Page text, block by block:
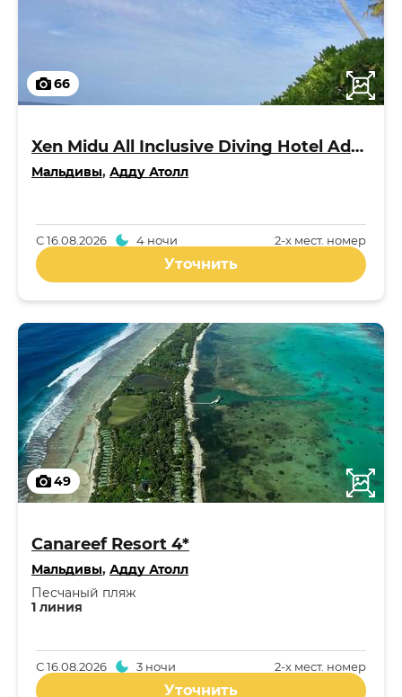
66
Xen Midu All Inclusive Diving Hotel Addu Maldives 3*
Мальдивы, Адду Атолл
2-x мест. номер
С16.08.2026 4 ночи
Уточнить
49
Canareef Resort 4*
Мальдивы, Адду Атолл
1 линия
Песчаный пляж
2-x мест. номер
С16.08.2026 3 ночи
Уточнить